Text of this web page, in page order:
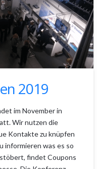
2019
im November in
Wir nutzen die
Kontakte zu knüpfen
informieren was es so
findet Coupons